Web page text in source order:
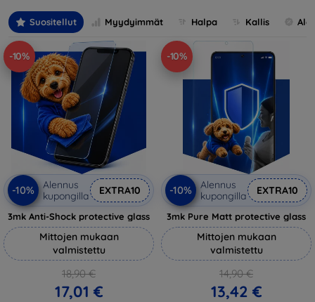
Suositellut Myydyimmät Halpa Kallis
-10%
-10%
Alennus
kupongilla
EXTRA10
3mk Anti-Shock protective glass
Mittojen mukaan
valmistettu
18,90 €
17,01 €
-10%
-10%
Alennus
kupongilla
EXTRA10
3mk Pure Matt protective glass
Mittojen mukaan
valmistettu
14,90 €
13,42 €